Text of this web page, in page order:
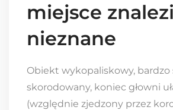
miejsce
nieznane
Obiekt wykopaliskowy, bardzo
skorodowany, koniec głowni
(względnie zjedzony przez